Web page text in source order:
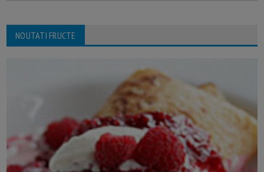
NOUTATI FRUCTE